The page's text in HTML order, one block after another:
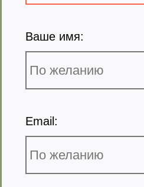
Ваше имя:
Email: